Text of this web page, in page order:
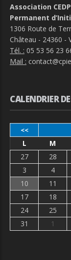
Association
Permanent
1306 Route de
Château - 24360 -
Tél. : 05 53 56 23
Mail :
CALENDRIER
<<
L M
27
28
3
4
10
11
17
18
24
25
31
1